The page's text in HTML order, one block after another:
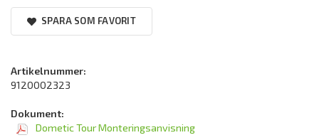
SPARA SOM FAVORIT
Artikelnummer:
9120002323
Dokument:
Dometic Tour Monteringsanvisning